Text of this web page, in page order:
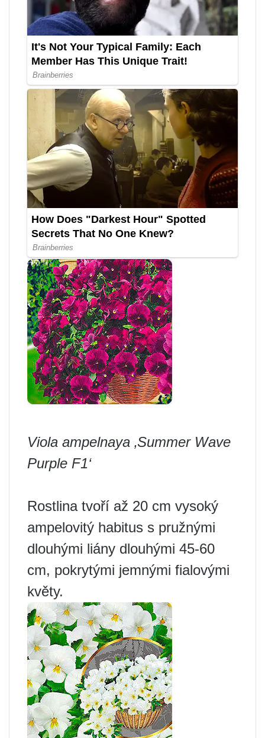
Viola ampelnaya ‚Summer Wave
Purple F1‘
Rostlina tvoří až 20 cm vysoký
ampelovitý habitus s pružnými
dlouhými liány dlouhými 45-60
cm, pokrytými jemnými fialovými
květy.